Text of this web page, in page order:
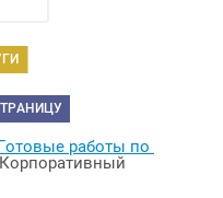
работы по
Корпоративный